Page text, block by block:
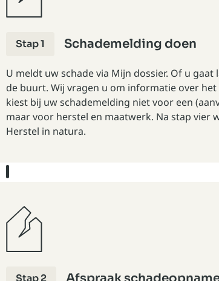
Stap 1 Schademelding doen
U meldt uw schade via Mijn dossier. Of u gaat
de buurt. Wij vragen u om informatie over het
kiest bij uw schademelding niet voor een
maar voor herstel en maatwerk. Na stap vier
Herstel in natura.
Stap 2